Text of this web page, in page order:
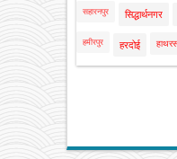
सहारनपुर सिद्धार्थनगर
हमीरपुर हरदोई